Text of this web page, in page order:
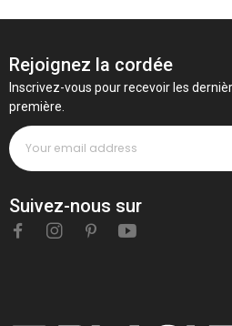
Rejoignez la cordée
Inscrivez-vous pour recevoir les
première.
Suivez-nous sur